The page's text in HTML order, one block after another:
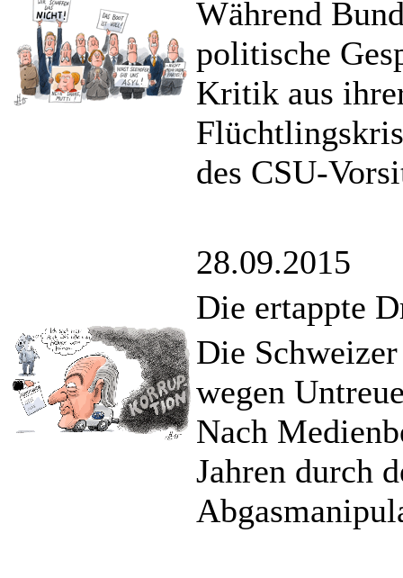
Während
politische
Kritik aus
des CSU-
28.09.2015
Die ertappte
Die
wegen
Nach
Jahren durch